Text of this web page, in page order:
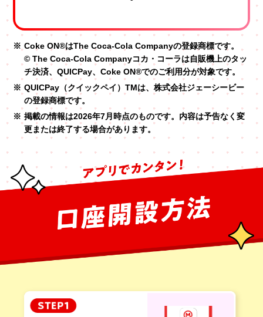
Coke ON®はThe Coca-Cola Companyの登録商標です。
© The Coca-Cola Companyコカ・コーラは自販機上のタッ
チ決済、QUICPay、Coke ON®でのご利用分が対象です。
QUICPay（クイックペイ）TMは、株式会社ジェーシービー
の登録商標です。
掲載の情報は2026年7月時点のものです。内容は予告なく変
更または終了する場合があります。